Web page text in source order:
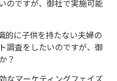
のですが、御社で実施可能
的に子供を持たない夫婦の
調査をしたいのですが、御
？
なマーケティングフェイズ